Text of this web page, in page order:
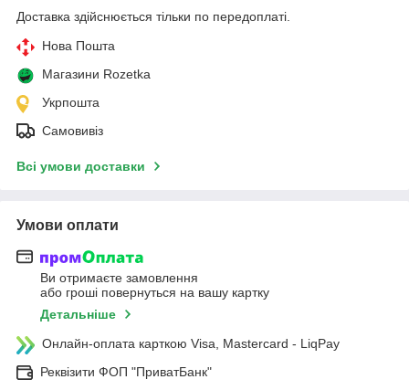
Доставка здійснюється тільки по передоплаті.
Нова Пошта
Магазини Rozetka
Укрпошта
Самовивіз
Всі умови доставки
Умови оплати
Ви отримаєте замовлення
або гроші повернуться на вашу картку
Детальніше
Онлайн-оплата карткою Visa, Mastercard - LiqPay
Реквізити ФОП "ПриватБанк"